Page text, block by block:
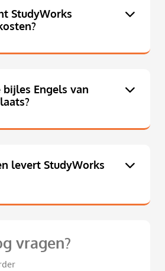
StudyWorks
Engels van
levert StudyWorks
vragen?